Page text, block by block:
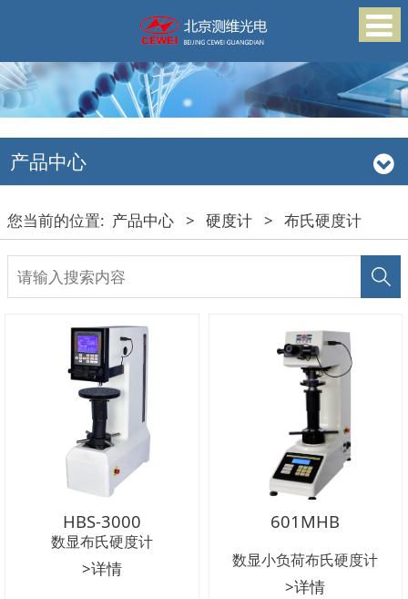
产品中心
您当前的位置: 产品中心 > 硬度计 > 布氏硬度计
HBS-3000
数显布氏硬度计
>详情
601MHB
数显小负荷布氏硬度计
>详情